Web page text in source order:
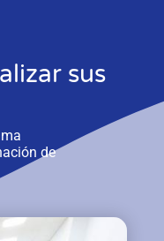
sus
de